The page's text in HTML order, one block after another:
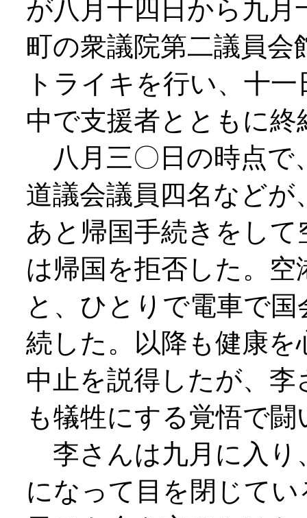
が八月十四日から九
町の衆議院第二議員
トライキを行い、十
中で支援者とともに
八月三〇日の時点で
道議会議員四名など
あと帰国手続きをし
は帰国を拒否した。
と、ひとりで電車で
続した。以降も健康
中止を説得したが、
も犠牲にする覚悟で
李さんは九月に入り
になって目を閉じて